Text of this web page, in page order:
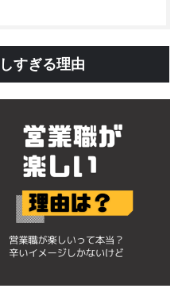
すぎる理由